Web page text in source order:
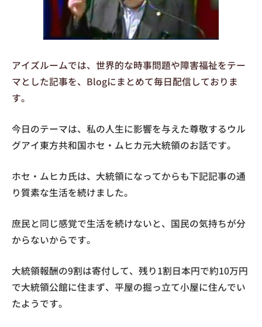
アイズルームでは、世界的な時事問題や障害福祉をテー
マとした記事を、Blogにまとめて毎日配信しておりま
す。
今日のテーマは、私の人生に影響を与えた尊敬するウル
グアイ東方共和国ホセ・ムヒカ元大統領のお話です。
ホセ・ムヒカ氏は、大統領になってからも下記記事の通
り質素な生活を続けました。
庶民と同じ感覚で生活を続けないと、国民の気持ちが分
からないからです。
大統領報酬の9割は寄付して、残り1割日本円で約10万円
で大統領公館に住まず、平屋の掘っ立て小屋に住んでい
たようです。